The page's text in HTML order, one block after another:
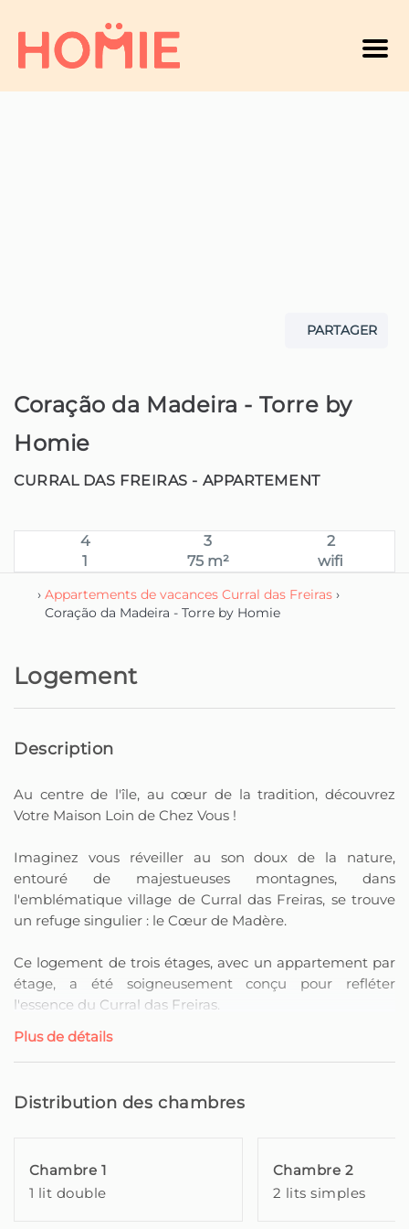
Menu
PARTAGER
Coração da Madeira - Torre by
Homie
CURRAL DAS FREIRAS - APPARTEMENT
4 3
2
1
75 m² wifi
› Appartements de vacances Curral das Freiras›
Coração da Madeira - Torre by Homie
Logement
Description
Au centre de l'île, au cœur de la tradition, découvrez
Votre Maison Loin de Chez Vous !
Imaginez vous réveiller au son doux de la nature,
entouré de majestueuses montagnes, dans
l'emblématique village de Curral das Freiras, se trouve
un refuge singulier : le Cœur de Madère.
Ce logement de trois étages, avec un appartement par
étage, a été soigneusement conçu pour refléter
l'essence du Curral das Freiras.
unique du village — les couleurs, les textures, les
paysages à couper le souffle, la célèbre ginja artisanale
ici.
composé de deux chambres confortables, l'une avec un
lit double et l'autre avec deux lits simples, une salle de
Plus de détails
Distribution des chambres
Chambre 1
1 lit double
Chambre 2
2 lits simples